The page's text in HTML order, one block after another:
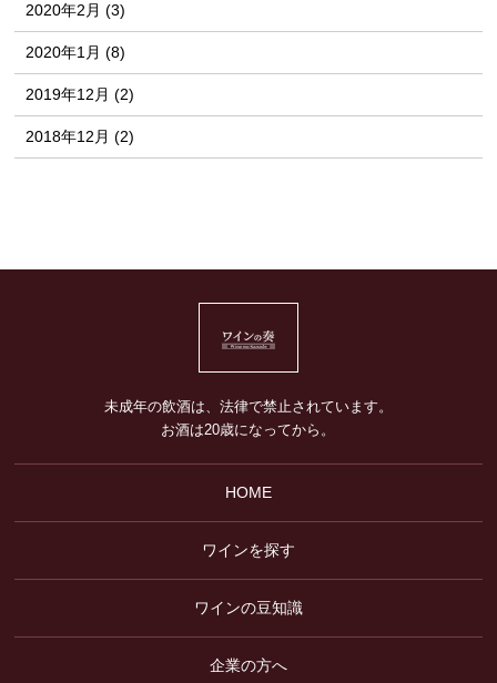
2020年2月 (3)
2020年1月 (8)
2019年12月 (2)
2018年12月 (2)
未成年の飲酒は、法律で禁止されています。
お酒は20歳になってから。
HOME
ワインを探す
ワインの豆知識
企業の方へ